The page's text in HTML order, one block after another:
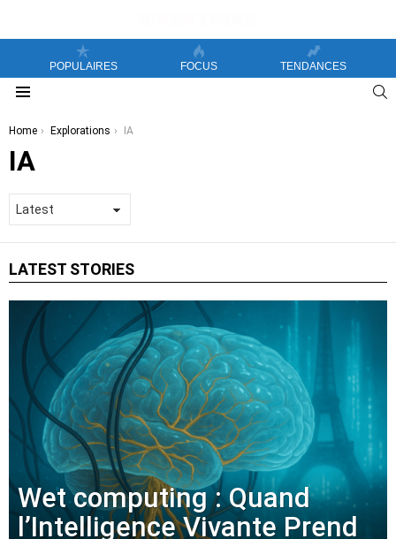
POPULAIRES FOCUS TENDANCES
You are here:
Home Explorations IA
IA
LATEST STORIES
Wet computing : Quand
l’Intelligence Vivante Prend